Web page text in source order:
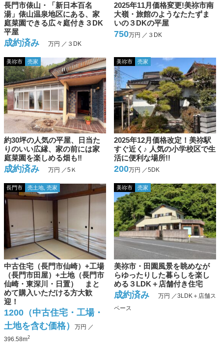
長門市俵山・「新日本百名
湯」俵山温泉地区にある、家
庭菜園できる広々庭付き３DK
平屋
成約済み 万円 ／３DK
2025年11月価格変更!美祢市南
大嶺・旅館のようなたたずま
いの３DKの平屋
750万円 ／３DK
約30坪の人気の平屋、日当た
りのいい広縁、家の前には家
庭菜園を楽しめる畑も‼
美祢市 売家
成約済み 万円 ／5Ｋ
2025年12月価格改定！美祢駅
すぐ近く♪ 人気の小学校区で生
活に便利な場所!!
美祢市 売家
200万円 ／5DK
中古住宅（長門市仙崎）+工場
（長門市田屋）+土地（長門市
仙崎・東深川・日置） まと
めて購入いただける方大歓
迎！
長門市 売土地, 売家
1200（中古住宅・工場・
土地を含む価格）
万円 ／
396.58m2
美祢市・田園風景を眺めなが
らゆったりした暮らしを楽し
める３LDK＋店舗付き住宅
美祢市 売家
成約済み
万円 ／3LDK＋店舗ス
ペース